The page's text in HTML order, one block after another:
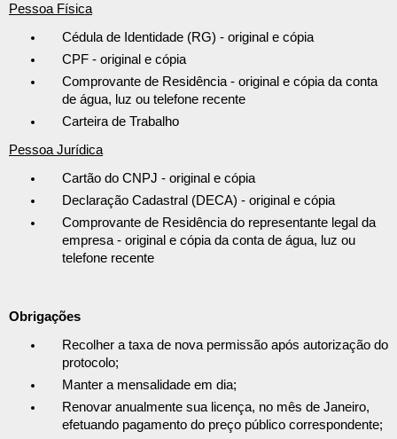
Pessoa Física
Cédula de Identidade (RG) - original e cópia
CPF - original e cópia
Comprovante de Residência - original e cópia da conta
de água, luz ou telefone recente
Carteira de Trabalho
Pessoa Jurídica
Cartão do CNPJ - original e cópia
Declaração Cadastral (DECA) - original e cópia
Comprovante de Residência do representante legal da
empresa - original e cópia da conta de água, luz ou
telefone recente
Obrigações
Recolher a taxa de nova permissão após autorização do
protocolo;
Manter a mensalidade em dia;
Renovar anualmente sua licença, no mês de Janeiro,
efetuando pagamento do preço público correspondente;